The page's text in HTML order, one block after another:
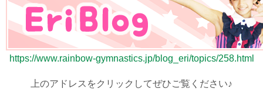
https://www.rainbow-gymnastics.jp/blog_eri/topics/258.html
上のアドレスをクリックしてぜひご覧ください♪